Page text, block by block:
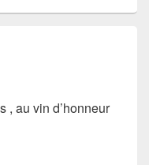
, au vin d’honneur